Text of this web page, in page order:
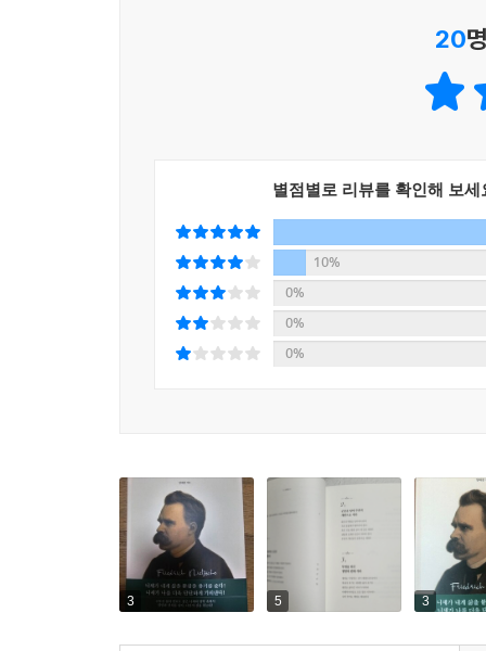
니체는 인간의 완전성과 생명의 강화와 고양을
당겨져 있는 팽팽한 활과 같은 인류의 영웅들을
타인이 나와는 완전히 다른 관점을 가질 수도 있
이해가 현대와는 대조적으로 남성의 나체가 갖는
하는 전제가 된다. 익숙한 나의 관점을 내려놓고
도로 익숙해진 관점을 내려놓는 일은 쉬운 일이
것으로 가져와 시험해보고 이해하는 자유정신이
--- 「3장 무엇을 하든 생명의 편에 서라」 중에서
과 정서가 진짜다.
니체가 활동적인 삶의 주요 결점으로 지적하는
이기도 하다. 순간을 이용하고 이득을 취하기 위
처 능력은 니체에게 실은 끊이지 않는 추한 탐욕
욕스러운 도시인의 본성과 달리, 산맥과 숲의 선
장성했지만 여전히 어린 자식과 어느새 늙은 부
챗바퀴 같은 하루를 힘겹게 살아가며 삶의 무게
읽고 중년의 무력감 속에서 새롭게 시작할 용기를
_51세 여자, 주부
언젠가부터 직장과 가정 사이에서 늘 흔들리며
니체의 도끼 같은 언어가 현실을 보다 힘차게 살
_36세 남자, 직장인
스펙과 경쟁에 치여 내 삶이 아닌 남의 삶을 살고
발판이라는 니체의 말이 크게 와닿는다. 이제는
_24세 여자, 취업준비생
20
별점별로 리뷰를 확인해 보세
10%
0%
0%
0%
3 5 3